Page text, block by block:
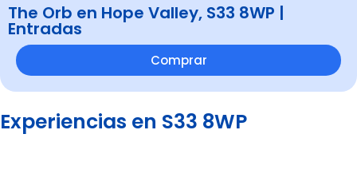
The Orb en Hope Valley, S33 8WP |
Entradas
Comprar
Experiencias en S33 8WP